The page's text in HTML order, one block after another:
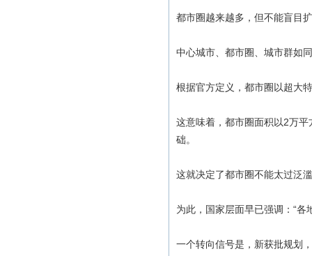
都市圈越来越多，但不能盲目
中心城市、都市圈、城市群如
根据官方定义，都市圈以超大
这意味着，都市圈面积以2万
础。
这就决定了都市圈不能太过泛
为此，国家层面早已强调：“
一个转向信号是，新获批规划